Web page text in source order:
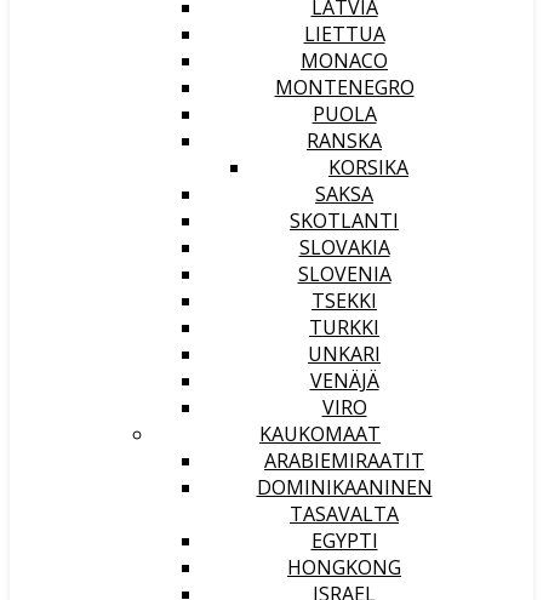
LATVIA
LIETTUA
MONACO
MONTENEGRO
PUOLA
RANSKA
KORSIKA
SAKSA
SKOTLANTI
SLOVAKIA
SLOVENIA
TSEKKI
TURKKI
UNKARI
VENÄJÄ
VIRO
KAUKOMAAT
ARABIEMIRAATIT
DOMINIKAANINEN
TASAVALTA
EGYPTI
HONGKONG
ISRAEL